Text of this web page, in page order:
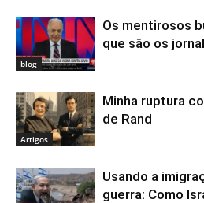
blog
Os mentirosos
que são os
Artigos
Minha ruptura
de Rand
Usando a
guerra: Como